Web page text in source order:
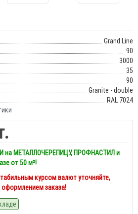
Grand Line
90
3000
35
90
Granite - double
RAL 7024
на МЕТАЛЛОЧЕРЕПИЦУ, ПРОФНАСТИЛ и
от 50 м²!
курсом валют уточняйте,
заказа!